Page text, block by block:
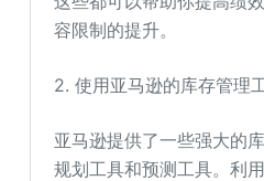
容限制的提升。
2. 使用亚马逊的库存管理
亚马逊提供了一些强大的
规划工具和预测工具。利